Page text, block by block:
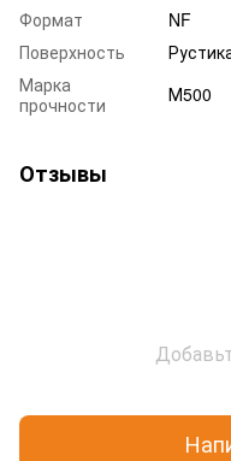
Формат
NF
Поверхность
Марка
прочности
М500
Отзывы